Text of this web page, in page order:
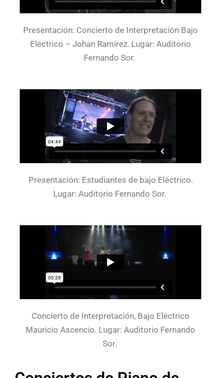
Presentación: Concierto de Interpretación Bajo
Eléctrico – Johan Ramírez. Lugar: Auditorio
Fernando Sor.
Presentación: Estudiantes de bajo Eléctrico.
Lugar: Auditorio Fernando Sor.
Concierto de Interpretación, Bajo Eléctrico
Mauricio Ascencio. Lugar: Auditorio Fernando
Sor.